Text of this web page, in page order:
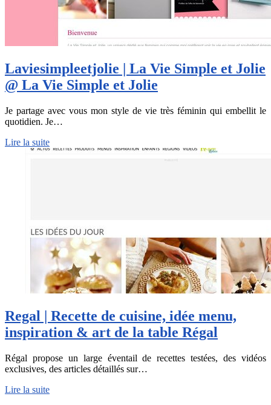
Laviesimpleet­jo­lie | La Vie Simple et Jolie
@ La Vie Simple et Jolie
Je partage avec vous mon style de vie très féminin qui embellit le
quotidien. Je…
Lire la suite
Regal | Recette de cuisine, idée menu,
inspiration & art de la table Régal
Régal propose un large éventail de recettes testées, des vidéos
exclusives, des articles détaillés sur…
Lire la suite